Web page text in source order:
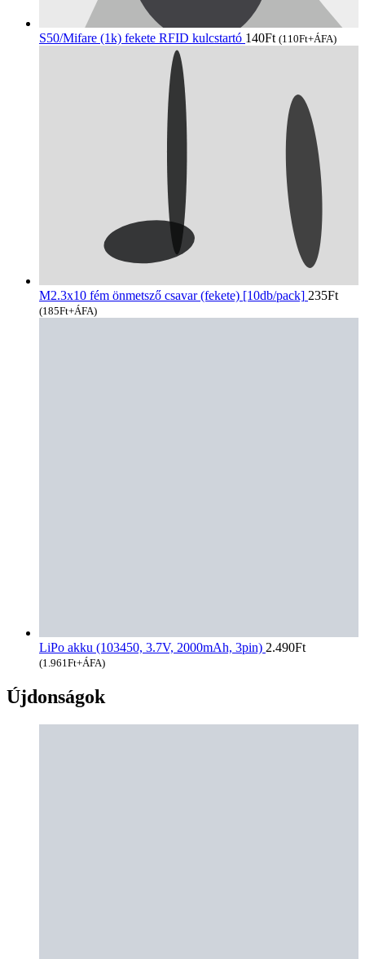
S50/Mifare (1k) fekete RFID kulcstartó 140Ft (110Ft+ÁFA)
M2.3x10 fém önmetsző csavar (fekete) [10db/pack] 235Ft
(185Ft+ÁFA)
LiPo akku (103450, 3.7V, 2000mAh, 3pin) 2.490Ft
(1.961 Ft+ÁFA)
Újdonságok